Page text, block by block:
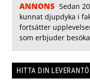
ANNONS Sedan
kunnat djupdyka i
fortsätter
som erbjuder
HITTA DIN